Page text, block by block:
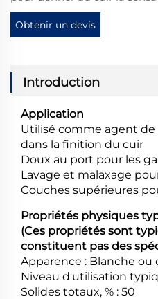
Obtenir un devis
Introduction
Application
Utilisé comme agent de
dans la finition du cuir
Doux au port pour les
Lavage et malaxage
Couches supérieures
Propriétés physiques
(Ces propriétés sont
constituent pas des
Apparence : Blanche ou
Niveau d'utilisation
Solides totaux, % : 50